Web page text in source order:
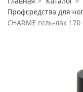
Профсредства для
CHARME гель-лак